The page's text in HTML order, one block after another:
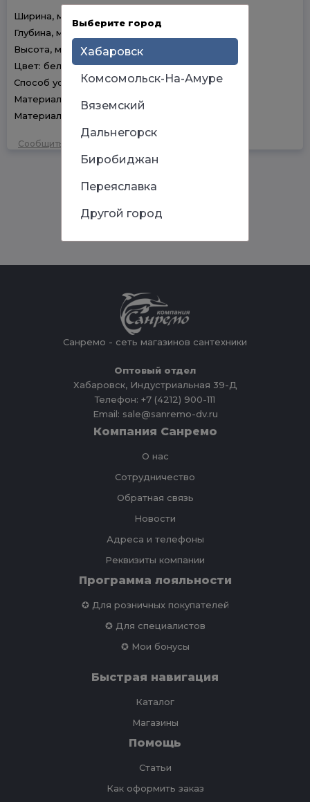
Ширина, мм: 600
Глубина, мм: 234
Высота, мм: 730
Цвет: белый
Способ установки: подвесной
Материал корпуса:ДСП
Материал фасада: зеркало
Сообщить об ошибке
Санремо - сеть магазинов сантехники
Оптовый отдел
Хабаровск, Индустриальная 39-Д
Телефон: +7 (4212) 900-111
Email: sale@sanremo-dv.ru
Компания Санремо
О нас
Сотрудничество
Обратная связь
Новости
Адреса и телефоны
Реквизиты компании
Программа лояльности
✪ Для розничных покупателей
✪ Для специалистов
✪ Мои бонусы
Быстрая навигация
Каталог
Магазины
Помощь
Статьи
Как оформить заказ
Выберите город
Хабаровск
Комсомольск-На-Амуре
Вяземский
Дальнегорск
Биробиджан
Переяславка
Другой город